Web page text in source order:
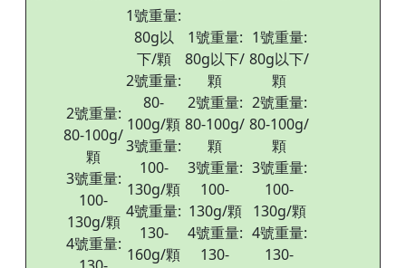
2號重量:
80-100g/
顆
3號重量:
100-
130g/顆
4號重量:
1號重量:
80g以
下/顆
2號重量:
80-
100g/顆
3號重量:
100-
130g/顆
4號重量:
130-
160g/顆
1號重量:
80g以下/
顆
2號重量:
80-100g/
顆
3號重量:
100-
130g/顆
4號重量:
130-
1號重量:
80g以下/
顆
2號重量:
80-100g/
顆
3號重量:
100-
130g/顆
4號重量:
130-